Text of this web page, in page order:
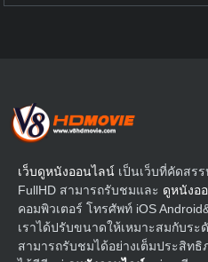
เว็บดูหนังออนไลน์ เป็นเว็บที่คัดสร
FullHD สามารถรับชมและ ดูหนังอ
คอมพิวเตอร์ โทรศัพท์ iOS
เราได้ปรับขนาดให้เหมาะสมกับร
สามารถรับชมได้อย่างเต็มประสิทธิ